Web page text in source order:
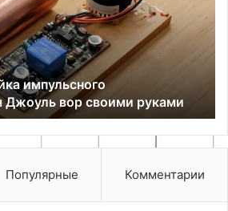
импульсного
Джоуль вор своими руками
Популярные Комментарии